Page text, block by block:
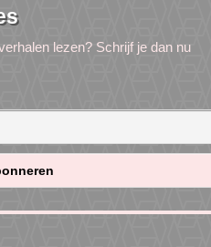
lezen? Schrijf je dan nu